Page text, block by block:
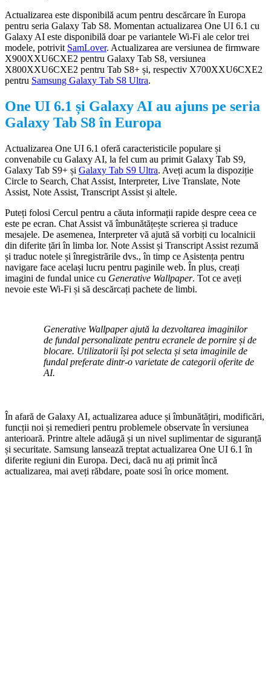
Actualizarea este disponibilă acum pentru descărcare în Europa
pentru seria Galaxy Tab S8. Momentan actualizarea One UI 6.1 cu
Galaxy AI este disponibilă doar pe variantele Wi-Fi ale celor trei
modele, potrivit SamLover. Actualizarea are versiunea de firmware
X900XXU6CXE2 pentru Galaxy Tab S8, versiunea
X800XXU6CXE2 pentru Tab S8+ și, respectiv X700XXU6CXE2
pentru Samsung Galaxy Tab S8 Ultra.
One UI 6.1 și Galaxy AI au ajuns pe seria
Galaxy Tab S8 în Europa
Actualizarea One UI 6.1 oferă caracteristicile populare și
convenabile cu Galaxy AI, la fel cum au primit Galaxy Tab S9,
Galaxy Tab S9+ și Galaxy Tab S9 Ultra. Aveți acum la dispoziție
Circle to Search, Chat Assist, Interpreter, Live Translate, Note
Assist, Note Assist, Transcript Assist și altele.
Puteți folosi Cercul pentru a căuta informații rapide despre ceea ce
este pe ecran. Chat Assist vă îmbunătățește scrierea și traduce
mesajele. De asemenea, Interpreter vă ajută să vorbiți cu localnicii
din diferite țări în limba lor. Note Assist și Transcript Assist rezumă
și traduc notele și înregistrările dvs., în timp ce Asistența pentru
navigare face același lucru pentru paginile web. În plus, creați
imagini de fundal unice cu Generative Wallpaper. Tot ce aveți
nevoie este Wi-Fi și să descărcați pachete de limbi.
Generative Wallpaper ajută la dezvoltarea imaginilor
de fundal personalizate pentru ecranele de pornire și de
blocare. Utilizatorii își pot selecta și seta imaginile de
fundal preferate dintr-o varietate de categorii oferite de
AI.
În afară de Galaxy AI, actualizarea aduce și îmbunătățiri, modificări,
funcții noi și remedieri pentru problemele observate în versiunea
anterioară. Printre altele adăugă și un nivel suplimentar de siguranță
și securitate. Samsung lansează treptat actualizarea One UI 6.1 în
diferite regiuni din Europa. Deci, dacă nu ați primit încă
actualizarea, mai aveți răbdare, poate sosi în orice moment.